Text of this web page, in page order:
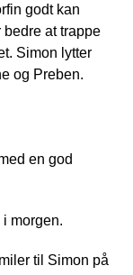
godt kan
at trappe
Simon lytter
og Preben.
en god
morgen.
til Simon på